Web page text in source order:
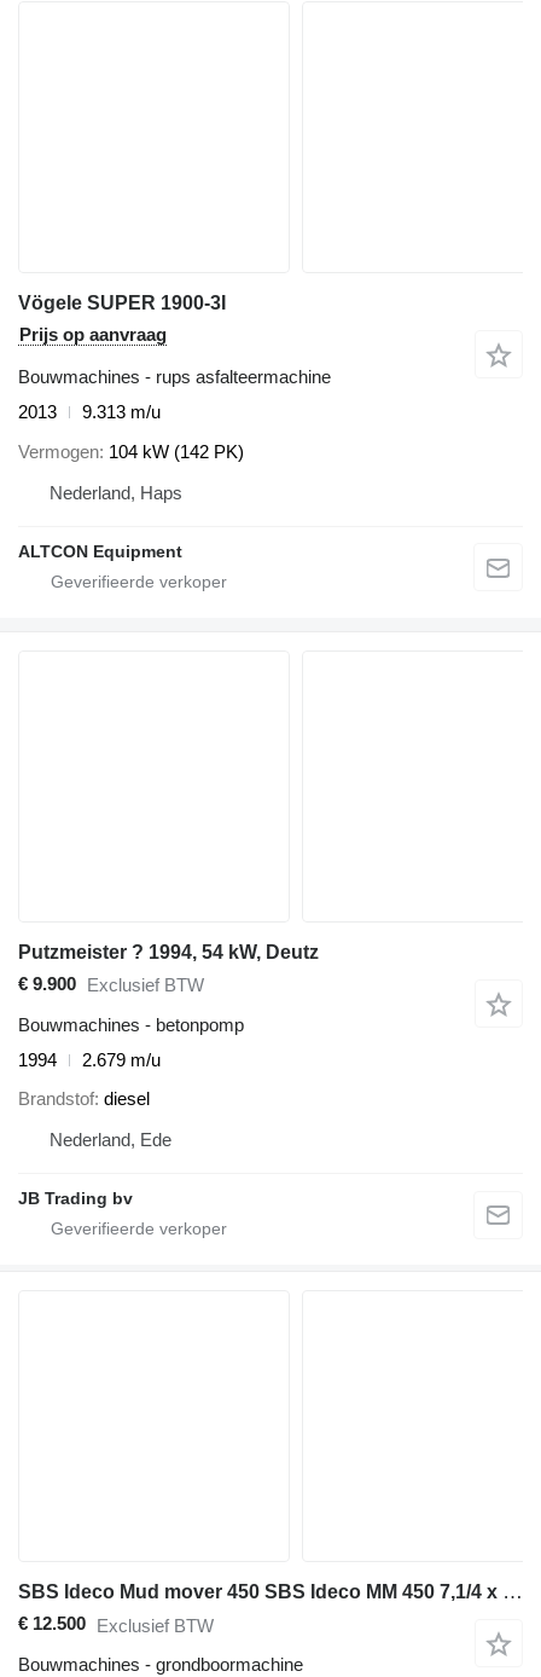
Vögele SUPER 1900-3I
Prijs op aanvraag
Bouwmachines - rups asfalteermachine
2013
9.313 m/u
Vermogen 104 kW (142 PK)
Nederland, Haps
ALTCON Equipment
Putzmeister ? 1994, 54 kW, Deutz
€ 9.900 Exclusief BTW
Bouwmachines - betonpomp
1994
2.679 m/u
Brandstof diesel
Nederland, Ede
JB Trading bv
SBS Ideco Mud mover 450 SBS Ideco MM 450 7,1/4 x 12 Duplex
€ 12.500 Exclusief BTW
Bouwmachines - grondboormachine